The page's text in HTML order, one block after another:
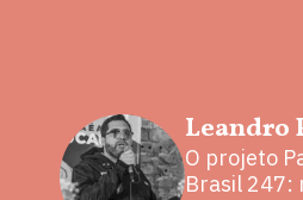
Leandro
O projeto
Brasil 247: